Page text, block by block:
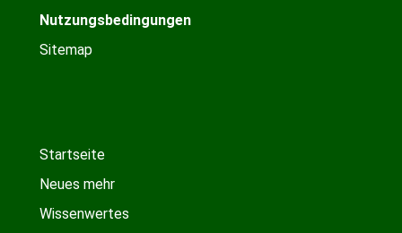
Nutzungsbedingungen
Sitemap
Startseite
Neues mehr
Wissenwertes